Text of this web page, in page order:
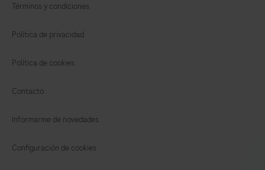
quality
results
non-
prenatal
the
Roche
Términos y condiciones
Política de privacidad
Política de cookies
Contacto
Informarme de novedades
Configuración de cookies